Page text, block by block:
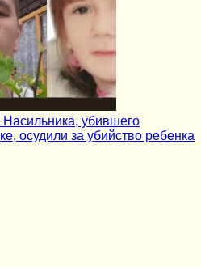
убившего
осудили за убийство ребенка